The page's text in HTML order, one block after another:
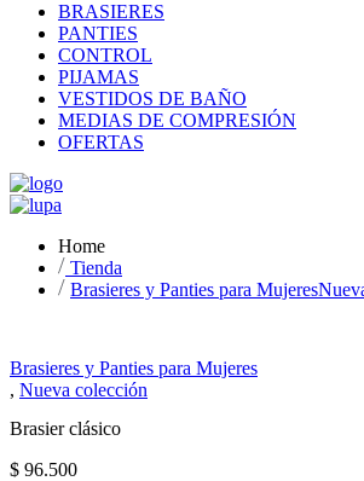
BRASIERES
PANTIES
CONTROL
PIJAMAS
VESTIDOS DE BAÑO
MEDIAS DE COMPRESIÓN
OFERTAS
Home
Tienda
Brasieres y Panties para Mujeres
Brasieres y Panties para Mujeres
, Nueva colección
Brasier clásico
$ 96.500